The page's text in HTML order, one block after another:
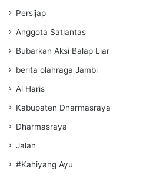
Persijap
Anggota Satlantas
Bubarkan Aksi Balap Liar
berita olahraga Jambi
Al Haris
Kabupaten Dharmasraya
Dharmasraya
Jalan
#Kahiyang Ayu